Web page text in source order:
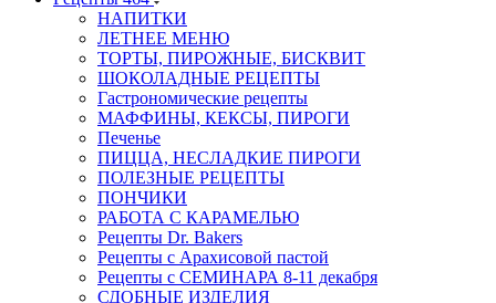
НАПИТКИ
ЛЕТНЕЕ МЕНЮ
ТОРТЫ, ПИРОЖНЫЕ, БИСКВИТ
ШОКОЛАДНЫЕ РЕЦЕПТЫ
Гастрономические рецепты
МАФФИНЫ, КЕКСЫ, ПИРОГИ
Печенье
ПИЦЦА, НЕСЛАДКИЕ ПИРОГИ
ПОЛЕЗНЫЕ РЕЦЕПТЫ
ПОНЧИКИ
РАБОТА С КАРАМЕЛЬЮ
Рецепты Dr. Bakers
Рецепты с Арахисовой пастой
Рецепты с СЕМИНАРА 8-11 декабря
СДОБНЫЕ ИЗДЕЛИЯ